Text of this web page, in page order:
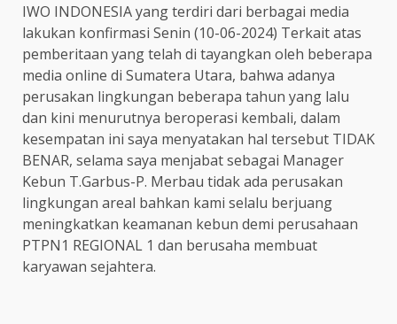
IWO INDONESIA yang terdiri dari berbagai media
lakukan konfirmasi Senin (10-06-2024) Terkait atas
pemberitaan yang telah di tayangkan oleh beberapa
media online di Sumatera Utara, bahwa adanya
perusakan lingkungan beberapa tahun yang lalu
dan kini menurutnya beroperasi kembali, dalam
kesempatan ini saya menyatakan hal tersebut TIDAK
BENAR, selama saya menjabat sebagai Manager
Kebun T.Garbus-P. Merbau tidak ada perusakan
lingkungan areal bahkan kami selalu berjuang
meningkatkan keamanan kebun demi perusahaan
PTPN1 REGIONAL 1 dan berusaha membuat
karyawan sejahtera.